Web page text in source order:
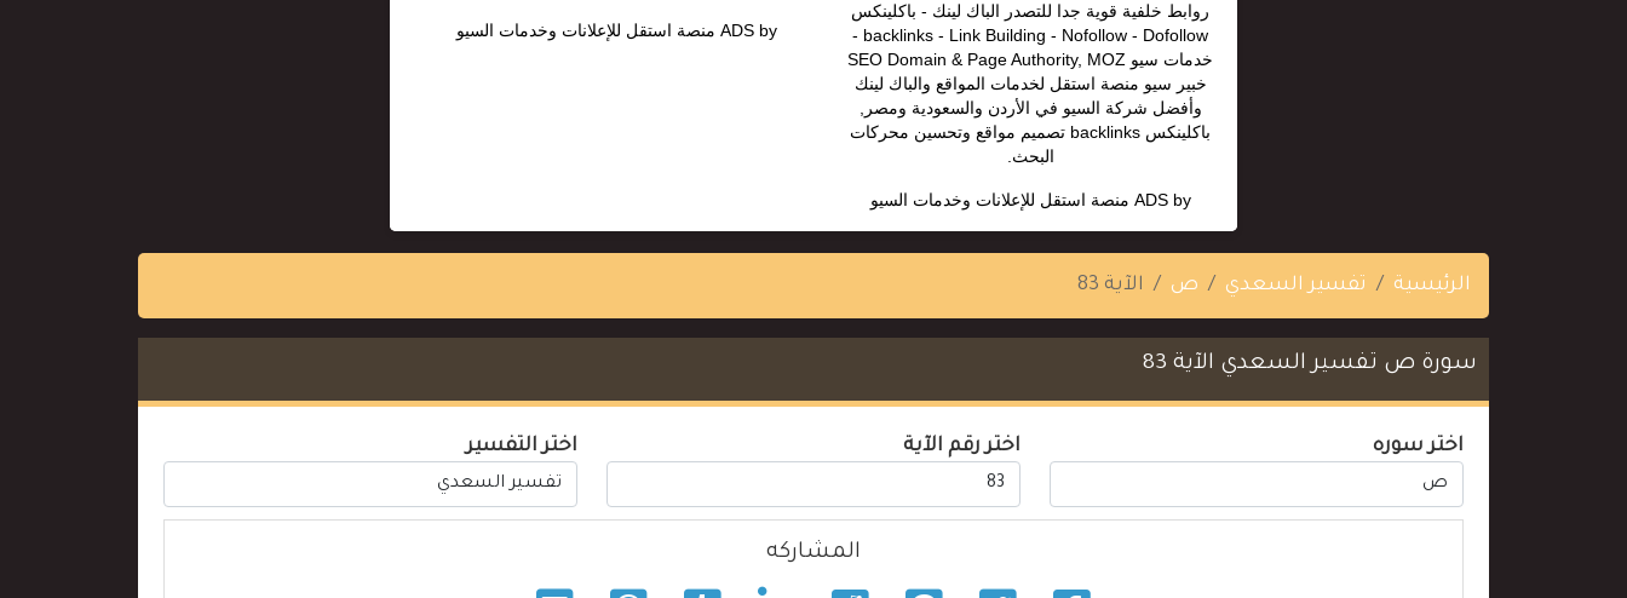
روابط خلفية قوية جدا للتصدر الباك لينك - باكلينكس
backlinks - Link Building - Nofollow - Dofollow -
خدمات سيو SEO Domain & Page Authority, MOZ
خبير سيو منصة استقل لخدمات المواقع والباك لينك
وأفضل شركة السيو في الأردن والسعودية ومصر,
باكلينكس backlinks تصميم مواقع وتحسين محركات
البحث.
ADS by منصة استقل للإعلانات وخدمات السيو
ADS by منصة استقل للإعلانات وخدمات السيو
الرئيسية تفسير السعدي ص الآية 83
سورة ص تفسير السعدي الآية 83
اختر سوره اختر رقم الآية اختر التفسير
المشاركه